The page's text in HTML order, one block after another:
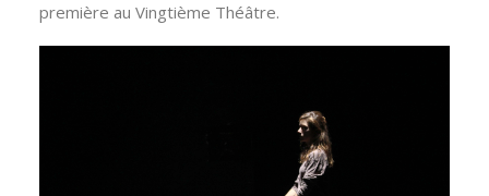
première au Vingtième Théâtre.